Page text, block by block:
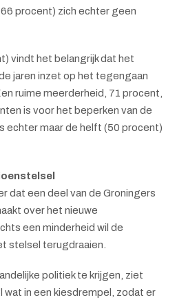
procent) zich echter geen
vindt het belangrijk dat het
jaren inzet op het tegengaan
ruime meerderheid, 71 procent,
is voor het beperken van de
echter maar de helft (50 procent)
dat een deel van de Groningers
over het nieuwe
een minderheid wil de
stelsel terugdraaien.
politiek te krijgen, ziet
in een kiesdrempel, zodat er